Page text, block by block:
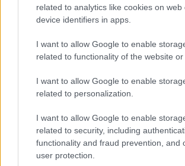
related to analytics like cookies on web
device identifiers in apps.
I want to allow Google to enable
related to functionality of the website or
I want to allow Google to enable
related to personalization.
I want to allow Google to enable
related to security, including
functionality and fraud prevention, and
user protection.
Jovanotti, Gabry Ponte e Alfa:
mondo per una notte
Giorgia Meloni a La Maddalena,
“Orgoglio e discrezione per
Incendio nella notte a Olbia, a